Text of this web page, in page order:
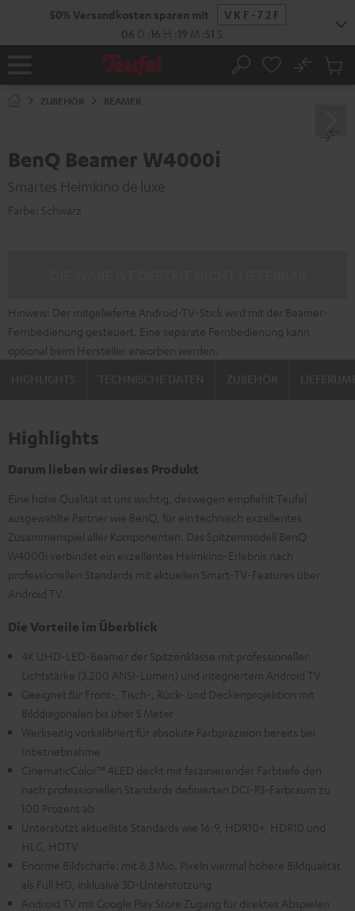
50% Versandkosten sparen mit
VKF-72F
06 D 16 H 19 M 50 S
Startseite Suche
No
ZUBEHÖR BEAMER
BenQ Beamer W4000i
Smartes Heimkino de luxe
Farbe: Schwarz
Hinweis: Der mitgelieferte Android-TV-Stick wird mit der Beamer-
Fernbedienung gesteuert. Eine separate Fernbedienung kann
optional beim Hersteller erworben werden.
Highlights
Darum lieben wir dieses Produkt
Eine hohe Qualität ist uns wichtig, deswegen empfiehlt Teufel
ausgewählte Partner wie BenQ, für ein technisch exzellentes
Zusammenspiel aller Komponenten. Das Spitzenmodell BenQ
W4000i verbindet ein exzellentes Heimkino-Erlebnis nach
professionellen Standards mit aktuellen Smart-TV-Features über
Android TV.
Die Vorteile im Überblick
4K UHD-LED-Beamer der Spitzenklasse mit professioneller
Lichtstärke (3.200 ANSI-Lumen) und integriertem Android TV
Geeignet für Front-, Tisch-, Rück- und Deckenprojektion mit
Bilddiagonalen bis über 5 Meter
Werkseitig vorkalibriert für absolute Farbpräzision bereits bei
Inbetriebnahme
CinematicColor™ 4LED deckt mit faszinierender Farbtiefe den
nach professionellen Standards definierten DCI-P3-Farbraum zu
100 Prozent ab
Unterstützt aktuellste Standards wie 16:9, HDR10+, HDR10 und
HLG, HDTV
Enorme Bildschärfe: mit 8,3 Mio. Pixeln viermal höhere Bildqualität
als Full HD, inklusive 3D-Unterstützung
Android TV mit Google Play Store Zugang für direktes Abspielen